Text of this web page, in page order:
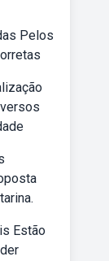
Pelos
Estão